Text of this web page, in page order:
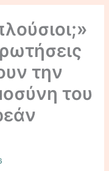
την
του